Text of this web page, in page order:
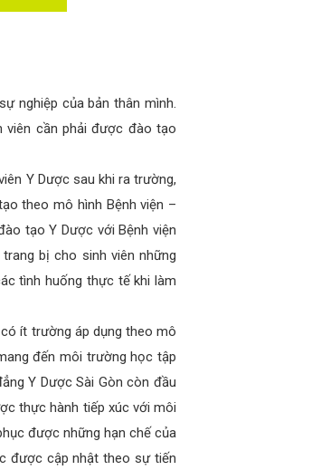
nghiệp của bản thân mình.
viên cần phải được đào tạo
Y Dược sau khi ra trường,
theo mô hình Bệnh viện –
tạo Y Dược với Bệnh viện
bị cho sinh viên những
tình huống thực tế khi làm
ít trường áp dụng theo mô
đến môi trường học tập
Y Dược Sài Gòn còn đầu
thực hành tiếp xúc với môi
được những hạn chế của
được cập nhật theo sự tiến